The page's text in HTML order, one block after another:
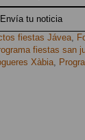
Envía tu noticia
fiestas Jávea
fiestas san
Xàbia